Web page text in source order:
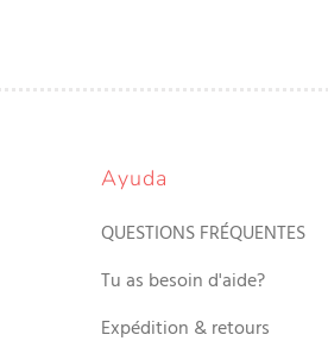
Ayuda
QUESTIONS FRÉQUENTES
Tu as besoin d'aide?
Expédition & retours